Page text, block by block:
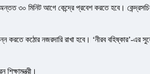
অন্তত ৩০ মিনিট আগে কেন্দ্রে প্রবেশ করতে হবে।
করতে কঠোর নজরদারি রাখা হবে। ‘নীরব বহিষ্কার’-এর